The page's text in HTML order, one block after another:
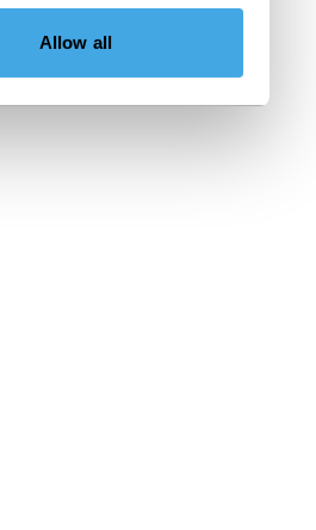
Allow all